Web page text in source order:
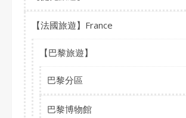
【法國旅遊】France
【巴黎旅遊】
巴黎分區
巴黎博物館